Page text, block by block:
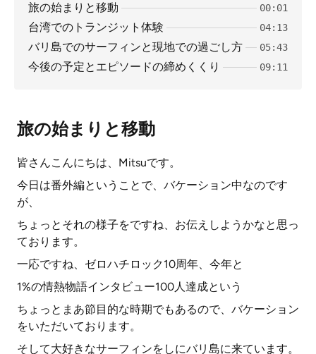
旅の始まりと移動 00:01
台湾でのトランジット体験 04:13
バリ島でのサーフィンと現地での過ごし方 05:43
今後の予定とエピソードの締めくくり 09:11
旅の始まりと移動
皆さんこんにちは、Mitsuです。
今日は番外編ということで、バケーション中なのです
が、
ちょっとそれの様子をですね、お伝えしようかなと思っ
ております。
一応ですね、ゼロハチロック10周年、今年と
1%の情熱物語インタビュー100人達成という
ちょっとまあ節目的な時期でもあるので、バケーション
をいただいております。
そして大好きなサーフィンをしにバリ島に来ています。